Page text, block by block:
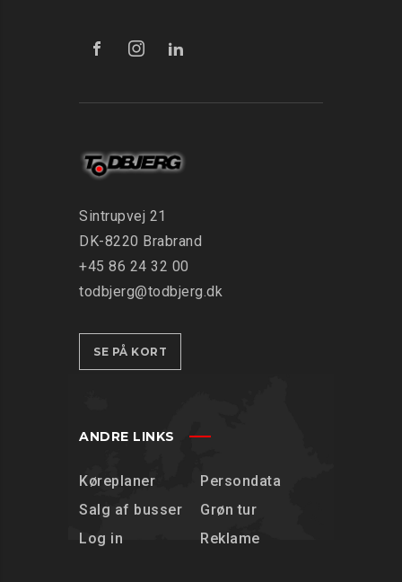
Sintrupvej 21
DK-8220 Brabrand
+45 86 24 32 00
todbjerg@todbjerg.dk
SE PÅ KORT
ANDRE LINKS
Køreplaner
Salg af busser
Log in
Persondata
Grøn tur
Reklame